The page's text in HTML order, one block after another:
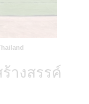
างสรรค์